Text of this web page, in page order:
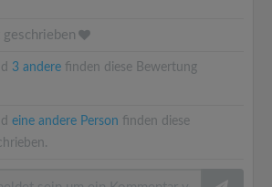
geschrieben
3 andere finden diese Bewertung
eine andere Person finden diese